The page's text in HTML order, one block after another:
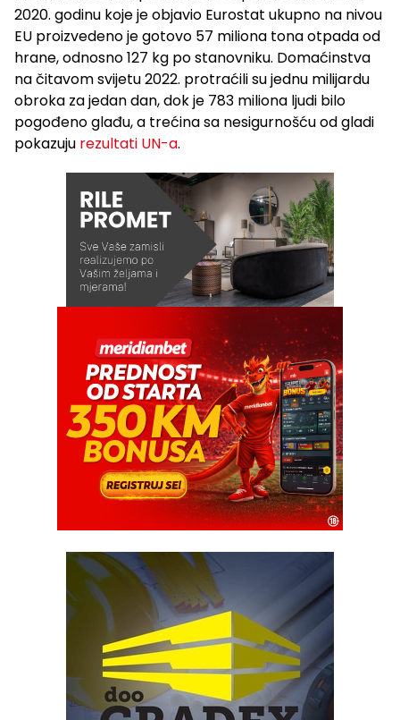
2020. godinu koje je objavio Eurostat ukupno na nivou
EU proizvedeno je gotovo 57 miliona tona otpada od
hrane, odnosno 127 kg po stanovniku. Domaćinstva
na čitavom svijetu 2022. protraćili su jednu milijardu
obroka za jedan dan, dok je 783 miliona ljudi bilo
pogođeno glađu, a trećina sa nesigurnošću od gladi
pokazuju rezultati UN-a.